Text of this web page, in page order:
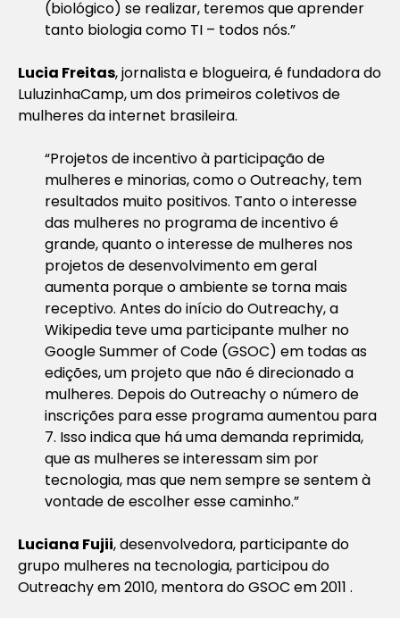
(biológico) se realizar, teremos que aprender
tanto biologia como TI – todos nós.”
Lucia Freitas, jornalista e blogueira, é fundadora do
LuluzinhaCamp, um dos primeiros coletivos de
mulheres da internet brasileira.
“Projetos de incentivo à participação de
mulheres e minorias, como o Outreachy, tem
resultados muito positivos. Tanto o interesse
das mulheres no programa de incentivo é
grande, quanto o interesse de mulheres nos
projetos de desenvolvimento em geral
aumenta porque o ambiente se torna mais
receptivo. Antes do início do Outreachy, a
Wikipedia teve uma participante mulher no
Google Summer of Code (GSOC) em todas as
edições, um projeto que não é direcionado a
mulheres. Depois do Outreachy o número de
inscrições para esse programa aumentou para
7. Isso indica que há uma demanda reprimida,
que as mulheres se interessam sim por
tecnologia, mas que nem sempre se sentem à
vontade de escolher esse caminho.”
Luciana Fujii, desenvolvedora, participante do
grupo mulheres na tecnologia, participou do
Outreachy em 2010, mentora do GSOC em 2011 .